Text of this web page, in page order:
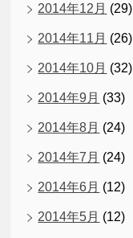
2014年12月 (29)
2014年11月 (26)
2014年10月 (32)
2014年9月 (33)
2014年8月 (24)
2014年7月 (24)
2014年6月 (12)
2014年5月 (12)